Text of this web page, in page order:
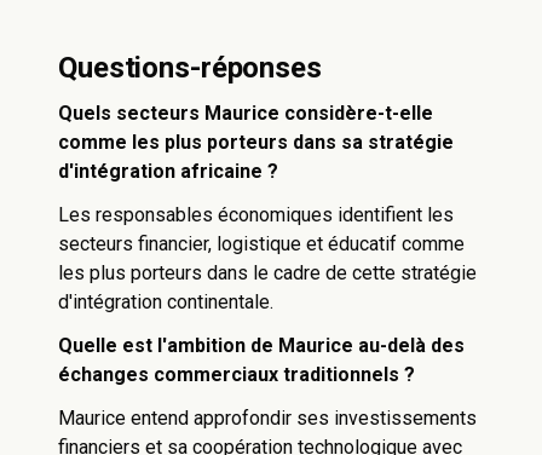
Questions-réponses
Quels secteurs Maurice considère-t-elle
comme les plus porteurs dans sa stratégie
d'intégration africaine ?
Les responsables économiques identifient les
secteurs financier, logistique et éducatif comme
les plus porteurs dans le cadre de cette stratégie
d'intégration continentale.
Quelle est l'ambition de Maurice au-delà des
échanges commerciaux traditionnels ?
Maurice entend approfondir ses investissements
financiers et sa coopération technologique avec